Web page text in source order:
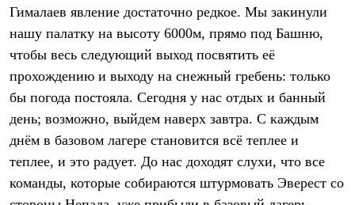
Куртки
Жилеты
Утепленная синтетикой
Брюки
Штормовая одежда
Софтшелл одежда
Куртки
Брюки
Лёгкая одежда
Рубашки
Гималаев явление достаточно редкое. Мы закинули
нашу палатку на высоту 6000м, прямо под Башню,
чтобы весь следующий выход посвятить её
прохождению и выходу на снежный гребень: только
бы погода постояла. Сегодня у нас отдых и банный
день; возможно, выйдем наверх завтра. С каждым
днём в базовом лагере становится всё теплее и
теплее, и это радует. До нас доходят слухи, что все
команды, которые собираются штурмовать Эверест со